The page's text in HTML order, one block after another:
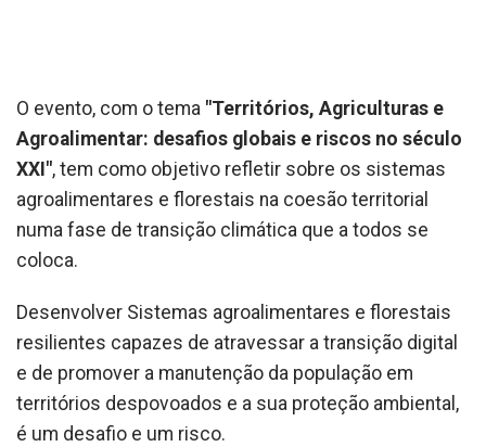
O evento, com o tema "Territórios, Agriculturas e
Agroalimentar: desafios globais e riscos no século
XXI", tem como objetivo refletir sobre os sistemas
agroalimentares e florestais na coesão territorial
numa fase de transição climática que a todos se
coloca.
Desenvolver Sistemas agroalimentares e florestais
resilientes capazes de atravessar a transição digital
e de promover a manutenção da população em
territórios despovoados e a sua proteção ambiental,
é um desafio e um risco.